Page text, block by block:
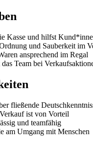
Kasse und hilfst
und Sauberkeit im
ansprechend im Regal
Team bei
fließende
ist von Vorteil
und teamfähig
am Umgang mit Menschen